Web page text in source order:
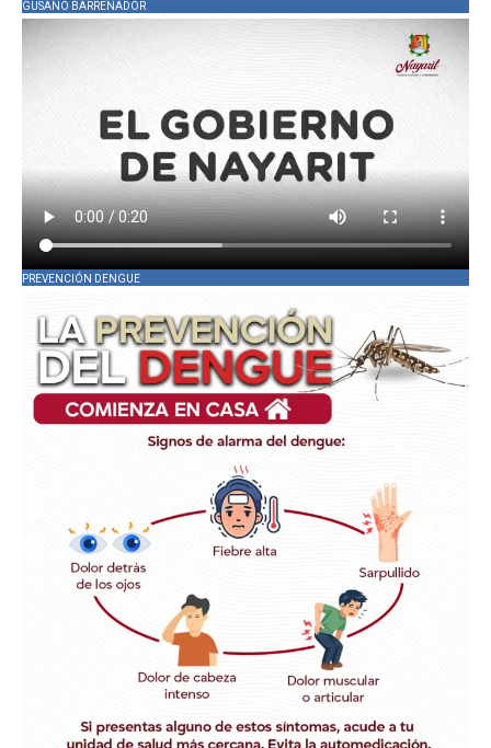
GUSANO BARRENADOR
PREVENCIÓN DENGUE